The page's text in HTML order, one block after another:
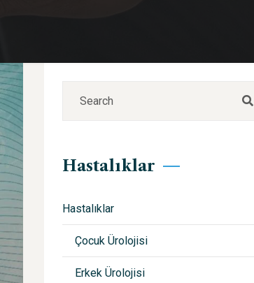
Hastalıklar
Hastalıklar
Çocuk Ürolojisi
Erkek Ürolojisi